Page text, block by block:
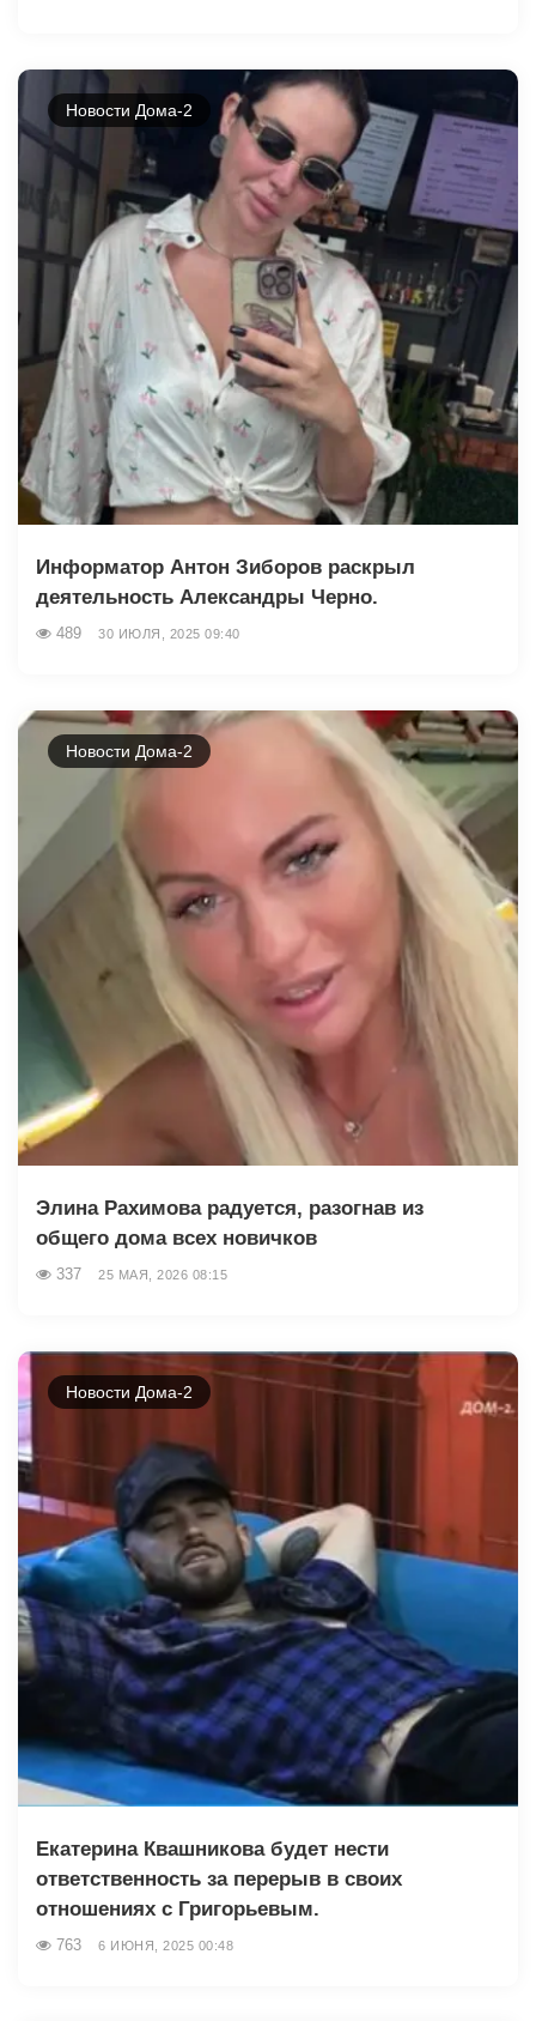
Новости Дома-2
Информатор Антон Зиборов раскрыл
деятельность Александры Черно.
489 30 ИЮЛЯ, 2025 09:40
Новости Дома-2
Элина Рахимова радуется, разогнав из
общего дома всех новичков
337 25 МАЯ, 2026 08:15
Новости Дома-2
Екатерина Квашникова будет нести
ответственность за перерыв в своих
отношениях с Григорьевым.
763 6 ИЮНЯ, 2025 00:48